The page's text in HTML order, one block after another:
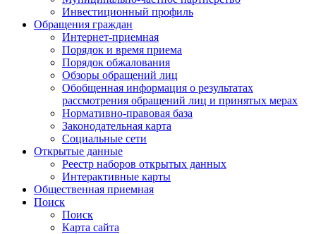
Инвестиционный профиль
Обращения граждан
Интернет-приемная
Порядок и время приема
Порядок обжалования
Обзоры обращений лиц
Обобщенная информация о результатах
рассмотрения обращений лиц и принятых мерах
Нормативно-правовая база
Законодательная карта
Социальные сети
Открытые данные
Реестр наборов открытых данных
Интерактивные карты
Общественная приемная
Поиск
Поиск
Карта сайта